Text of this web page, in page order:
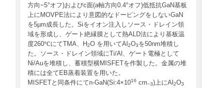
方向−5°オフ)およびc面(a軸方向0.4°オフ)低抵抗GaN基板
上にMOVPE法により意図的なドーピングをしないGaN
を5µm成長した。Siをイオン注入しソース・ドレイン領
域を形成し、ゲート絶縁膜として熱ALD法により基板温
度260℃にてTMA、H2O を用いてAl2O3を50nm堆積し
た。ソース・ドレイン領域にTi/Al、ゲート電極として
Ni/Auを堆積し、蓄積型横MISFETを作製した。金属の堆
積には全てEB蒸着装置を用いた。
MISFETと同条件にてn-GaN(Si:4×1016 cm−3)上にAl2O3